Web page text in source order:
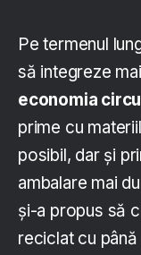
Pe termenul
să integreze
economia
prime cu
posibil, dar și
ambalare mai
și-a propus să
reciclat cu